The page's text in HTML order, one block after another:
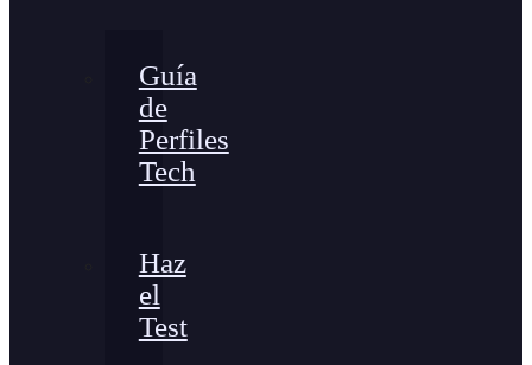
Guía
de
Perfiles
Tech
Haz
el
Test